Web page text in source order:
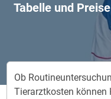
Tabelle und Preise
Ob
Tierarztkosten können